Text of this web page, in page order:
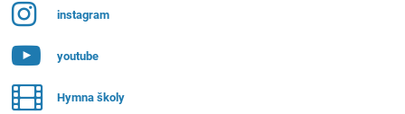
instagram
youtube
Hymna školy